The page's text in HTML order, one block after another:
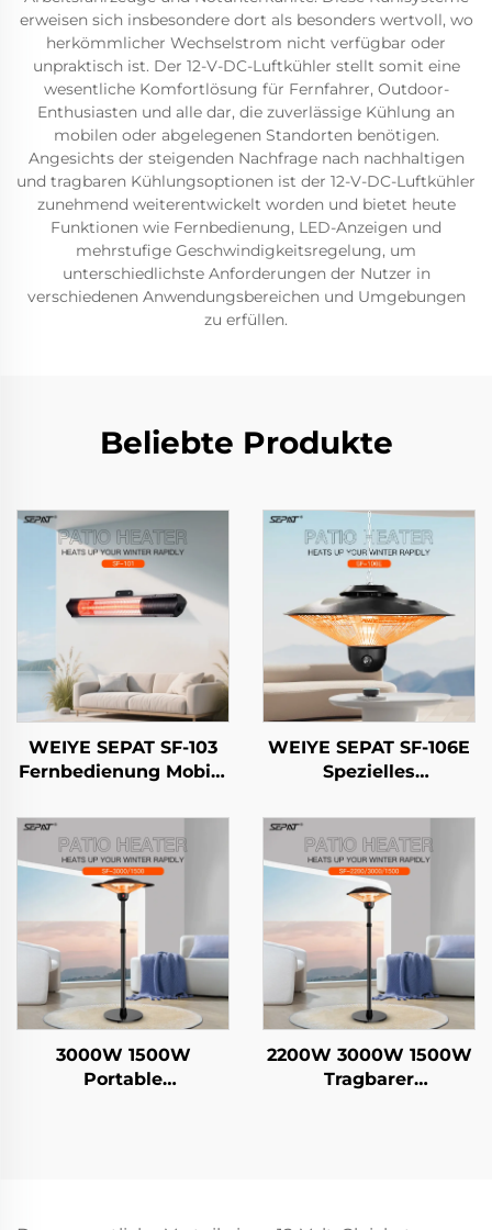
erweisen sich insbesondere dort als besonders wertvoll, wo
herkömmlicher Wechselstrom nicht verfügbar oder
unpraktisch ist. Der 12-V-DC-Luftkühler stellt somit eine
wesentliche Komfortlösung für Fernfahrer, Outdoor-
Enthusiasten und alle dar, die zuverlässige Kühlung an
mobilen oder abgelegenen Standorten benötigen.
Angesichts der steigenden Nachfrage nach nachhaltigen
und tragbaren Kühlungsoptionen ist der 12-V-DC-Luftkühler
zunehmend weiterentwickelt worden und bietet heute
Funktionen wie Fernbedienung, LED-Anzeigen und
mehrstufige Geschwindigkeitsregelung, um
unterschiedlichste Anforderungen der Nutzer in
verschiedenen Anwendungsbereichen und Umgebungen
zu erfüllen.
Beliebte Produkte
WEIYE SEPAT SF-103
Fernbedienung Mobile
beschichtetes Halogen
Aluminiumlegierung
Gehäuse Heizung IP65
WEIYE SEPAT SF-106E
Spezielles
Fernbedienung
Sicherheitsgitter
Kohlefaserrohr
Heizung IP44
3000W 1500W
Portable
2200W 3000W 1500W
Tragbarer